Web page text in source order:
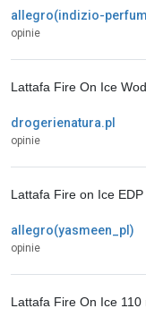
allegro(indizio-
opinie
drogerienatura.pl
opinie
Lattafa Fire On Ice
allegro(yasmeen_pl)
opinie
Lattafa Fire on Ice
Lattafa Fire On Ice 110